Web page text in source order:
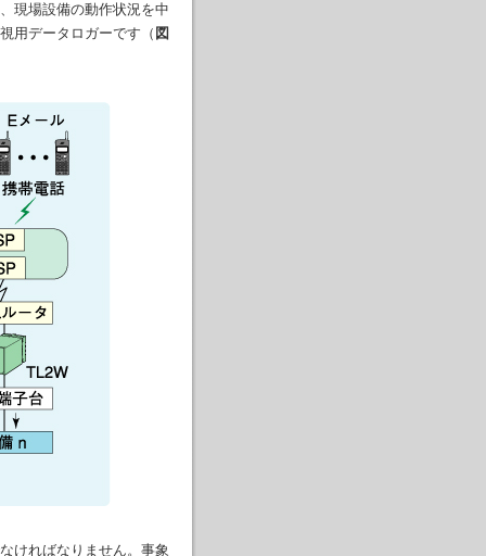
現場設備の動作状況を中
用データロガーです（ 図
ければなりません。事象